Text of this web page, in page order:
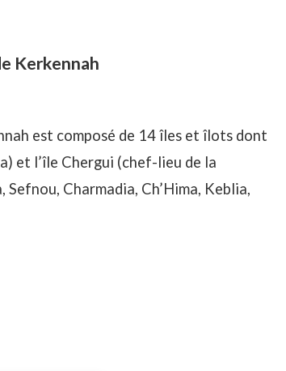
Kerkennah
est composé de 14 îles et îlots dont
et l’île Chergui (chef-lieu de la
Charmadia, Ch’Hima, Keblia,